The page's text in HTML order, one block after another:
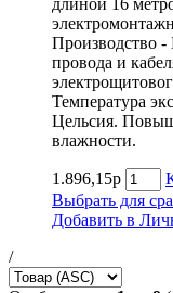
Производство
провода и
Температура
Цельсия.
влажности.
1.896,15р
Выбрать для
Добавить в
/